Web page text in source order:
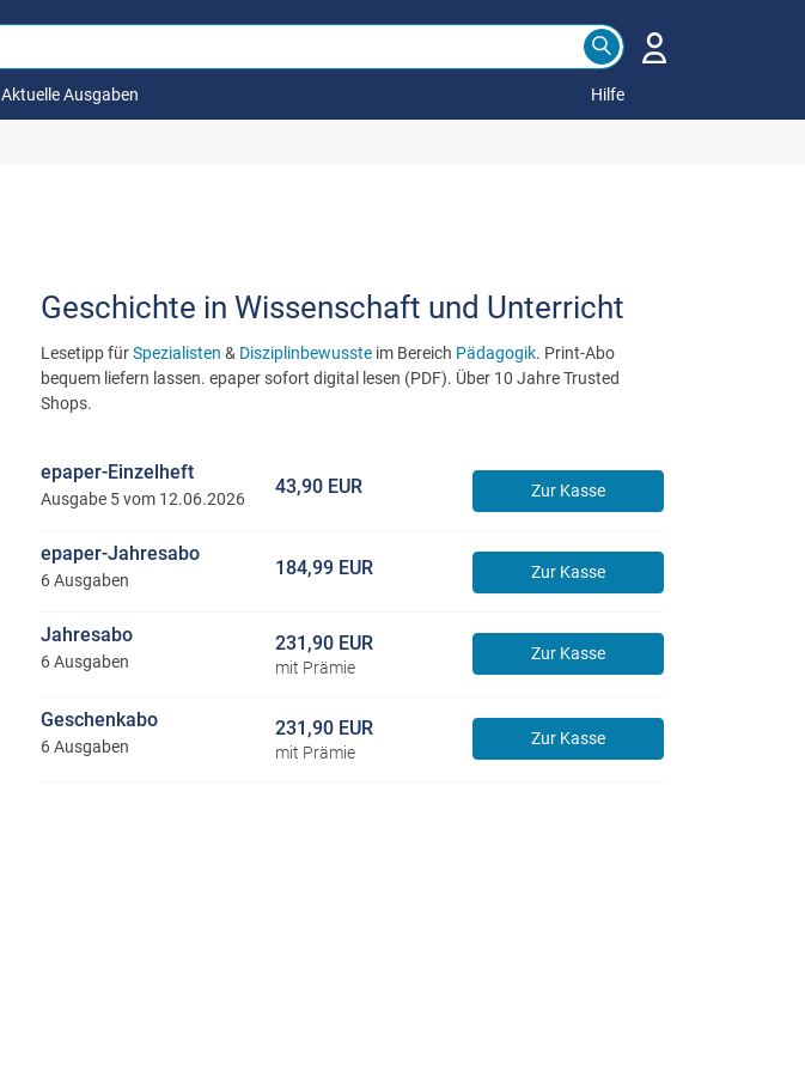
Aktuelle Ausgaben Hilfe
Geschichte in Wissenschaft und Unterricht
Lesetipp fürSpezialisten & Disziplinbewussteim Bereich Pädagogik. Print-Abo
bequem liefern lassen. epaper sofort digital lesen (PDF). Über 10 Jahre Trusted
Shops.
epaper-Einzelheft
Ausgabe 5 vom 12.06.2026 Zur Kasse
43,90 EUR
epaper-Jahresabo
6 Ausgaben Zur Kasse
184,99 EUR
Jahresabo
6 Ausgaben Zur Kasse
231,90 EUR
mit Prämie
Geschenkabo
6 Ausgaben Zur Kasse
231,90 EUR
mit Prämie